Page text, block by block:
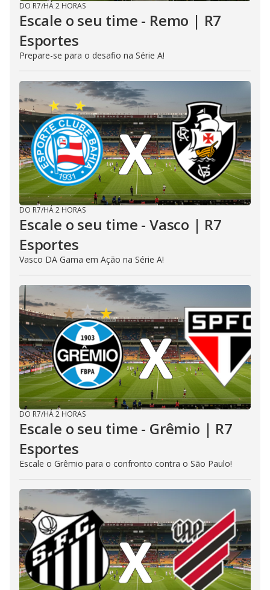
DO R7/HÁ 2 HORAS
Escale o seu time - Remo | R7
Esportes
Prepare-se para o desafio na Série A!
DO R7/HÁ 2 HORAS
Escale o seu time - Vasco | R7
Esportes
Vasco DA Gama em Ação na Série A!
DO R7/HÁ 2 HORAS
Escale o seu time - Grêmio | R7
Esportes
Escale o Grêmio para o confronto contra o São Paulo!